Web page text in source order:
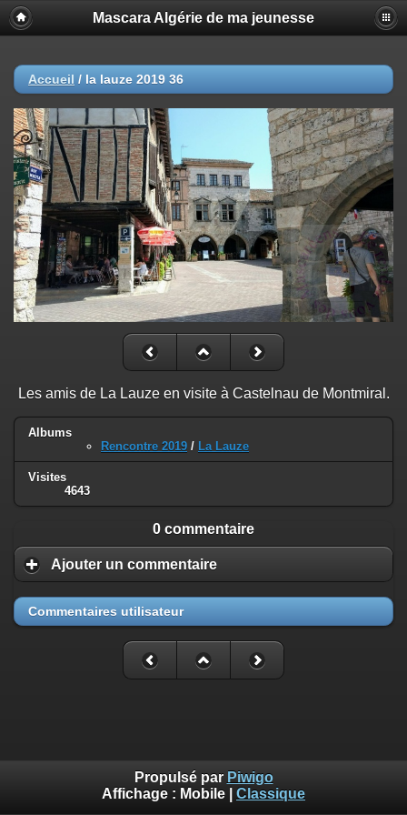
Mascara Algérie de ma jeunesse
Accueil / la lauze 2019 36
Les amis de La Lauze en visite à Castelnau de Montmiral.
Albums
Rencontre 2019 / La Lauze
Visites
4643
0 commentaire
Ajouter un commentaire
Commentaires utilisateur
Propulsé par Piwigo
Affichage : Mobile Classique